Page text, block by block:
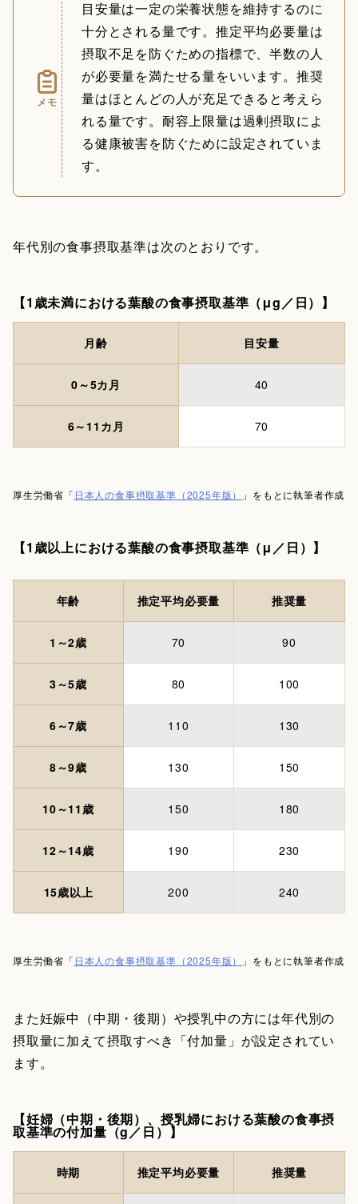
メモ
目安量は一定の栄養状態を維持するのに
十分とされる量です。推定平均必要量は
摂取不足を防ぐための指標で、半数の人
が必要量を満たせる量をいいます。推奨
量はほとんどの人が充足できると考えら
れる量です。耐容上限量は過剰摂取によ
る健康被害を防ぐために設定されていま
す。
年代別の食事摂取基準は次のとおりです。
【1歳未満における葉酸の食事摂取基準（μg／日）】
月齢 目安量
0～5カ月 40
6～11カ月 70
厚生労働省「 日本人の食事摂取基準（2025年版） 」をもとに執筆者作成
【1歳以上における葉酸の食事摂取基準（μ／日）】
年齢 推定平均必要量 推奨量
1～2歳 70 90
3～5歳 80 100
6～7歳 110 130
8～9歳 130 150
10～11歳 150 180
12～14歳 190 230
15歳以上 200 240
厚生労働省「 日本人の食事摂取基準（2025年版） 」をもとに執筆者作成
また妊娠中（中期・後期）や授乳中の方には年代別の
摂取量に加えて摂取すべき「付加量」が設定されてい
ます。
【妊婦（中期・後期）、授乳婦における葉酸の食事摂
取基準の付加量（g／日）】
時期 推定平均必要量 推奨量